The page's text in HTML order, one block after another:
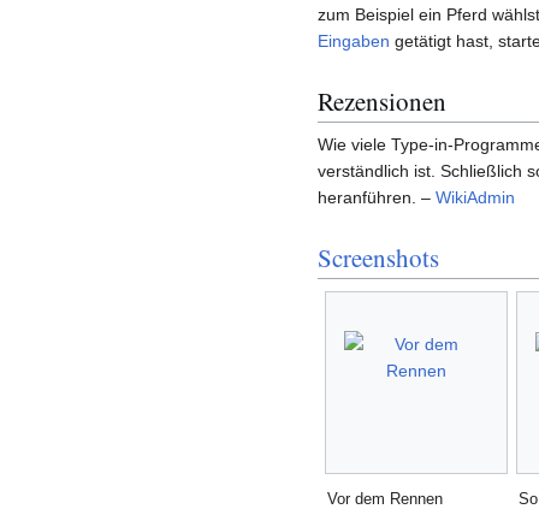
zum Beispiel ein Pferd
Eingaben getätigt hast,
Rezensionen
Wie viele Type-in-
verständlich ist. Schließlich
heranführen. – WikiAdmin
Screenshots
Vor dem Rennen